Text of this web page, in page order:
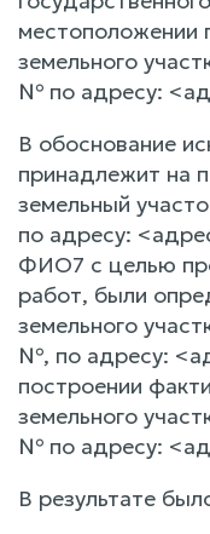
местоположении
земельного
№ по адресу:
В обоснование
принадлежит на
земельный
по адресу:
ФИО7 с целью
работ, были
земельного
№, по адресу:
построении
земельного
№ по адресу:
В результате